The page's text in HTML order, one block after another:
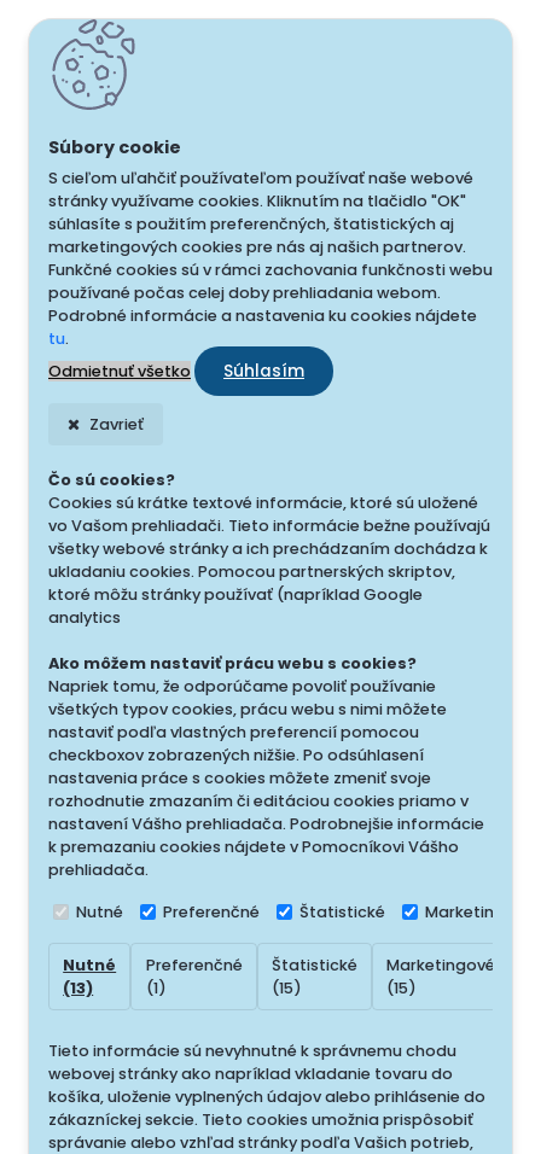
S cieľom uľahčiť používateľom používať naše webové
stránky využívame cookies. Kliknutím na tlačidlo "OK"
súhlasíte s použitím preferenčných, štatistických aj
marketingových cookies pre nás aj našich partnerov.
Funkčné cookies sú v rámci zachovania funkčnosti webu
používané počas celej doby prehliadania webom.
Podrobné informácie a nastavenia ku cookies nájdete
tu.
Odmietnuť všetko
Súhlasím
Zavrieť
Čo sú cookies?
Cookies sú krátke textové informácie, ktoré sú uložené
vo Vašom prehliadači. Tieto informácie bežne používajú
všetky webové stránky a ich prechádzaním dochádza k
ukladaniu cookies. Pomocou partnerských skriptov,
ktoré môžu stránky používať (napríklad Google
analytics
Ako môžem nastaviť prácu webu s cookies?
Napriek tomu, že odporúčame povoliť používanie
všetkých typov cookies, prácu webu s nimi môžete
nastaviť podľa vlastných preferencií pomocou
checkboxov zobrazených nižšie. Po odsúhlasení
nastavenia práce s cookies môžete zmeniť svoje
rozhodnutie zmazaním či editáciou cookies priamo v
nastavení Vášho prehliadača. Podrobnejšie informácie
k premazaniu cookies nájdete v Pomocníkovi Vášho
prehliadača.
Nutné Preferenčné Štatistické Marketingové
Nutné
(13)
Preferenčné
(1)
Štatistické
(15)
Marketingové
(15)
Tieto informácie sú nevyhnutné k správnemu chodu
webovej stránky ako napríklad vkladanie tovaru do
košíka, uloženie vyplnených údajov alebo prihlásenie do
zákazníckej sekcie. Tieto cookies umožnia prispôsobiť
správanie alebo vzhľad stránky podľa Vašich potrieb,